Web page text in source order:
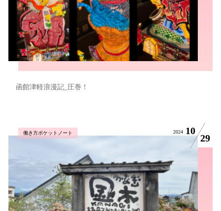
函館津軽浪漫記_圧巻！
働き方ポケットノート 2024 10
29